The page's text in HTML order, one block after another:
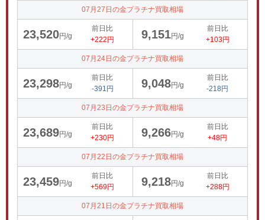
07月27日の金プラチナ買取相場
23,520円/g
前日比
+222円
9,151円/g
前日比
+103円
07月24日の金プラチナ買取相場
23,298円/g
前日比
-391円
9,048円/g
前日比
-218円
07月23日の金プラチナ買取相場
23,689円/g
前日比
+230円
9,266円/g
前日比
+48円
07月22日の金プラチナ買取相場
23,459円/g
前日比
+569円
9,218円/g
前日比
+288円
07月21日の金プラチナ買取相場